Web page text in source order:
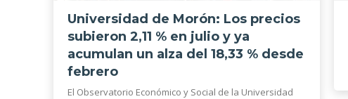
Universidad de Morón: Los precios
subieron 2,11 % en julio y ya
acumulan un alza del 18,33 % desde
febrero
El Observatorio Económico y Social de la Universidad